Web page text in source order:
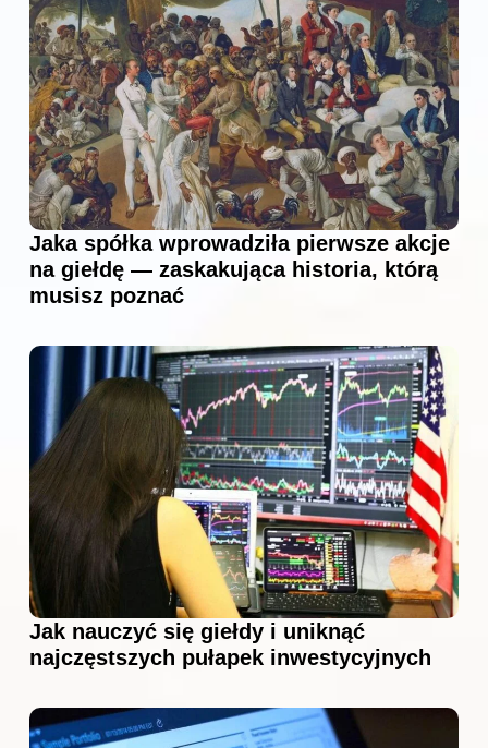
Jaka spółka wprowadziła pierwsze akcje
na giełdę — zaskakująca historia, którą
musisz poznać
Jak nauczyć się giełdy i uniknąć
najczęstszych pułapek inwestycyjnych